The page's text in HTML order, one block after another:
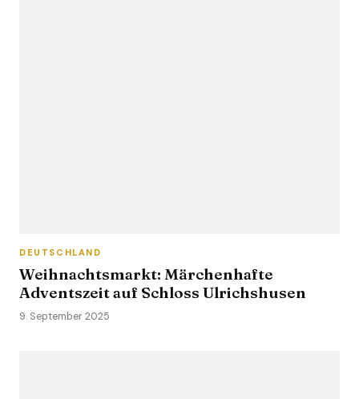
DEUTSCHLAND
Weihnachtsmarkt: Märchenhafte
Adventszeit auf Schloss Ulrichshusen
9. September 2025